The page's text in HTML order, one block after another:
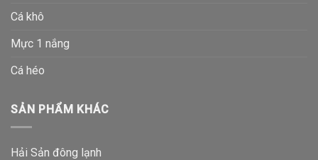
Cá khô
Mực 1 nắng
Cá héo
SẢN PHẨM KHÁC
Hải Sản đông lạnh